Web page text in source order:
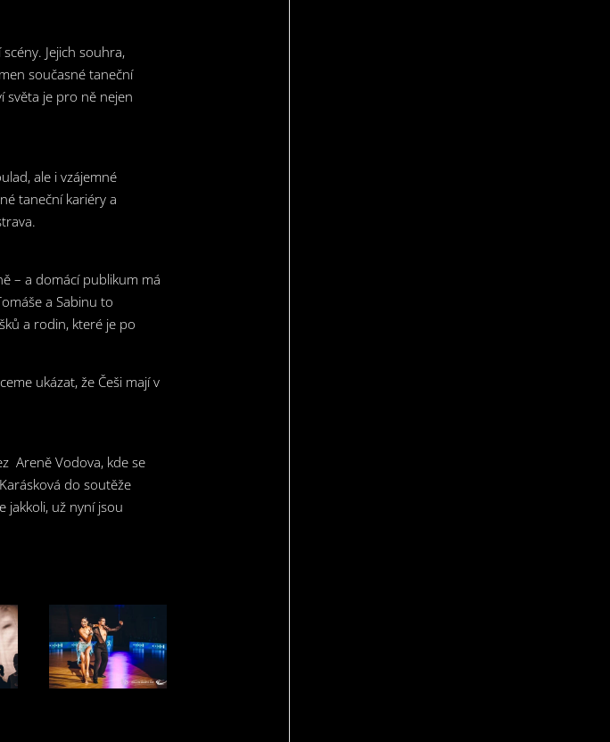
Jejich souhra,
současné taneční
světa je pro ně nejen
ale i vzájemné
taneční kariéry a
– a domácí publikum má
a Sabinu to
a rodin, které je po
ukázat, že Češi mají v
Areně Vodova, kde se
do soutěže
jakkoli, už nyní jsou